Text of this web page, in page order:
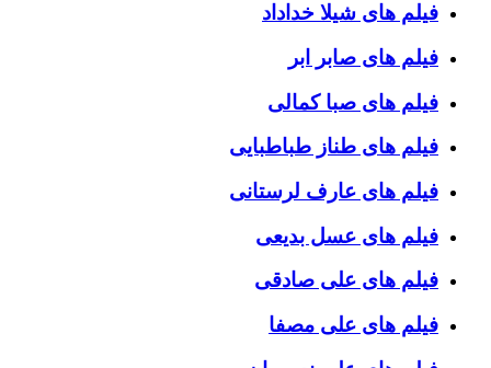
فیلم های شیلا خداداد
فیلم های صابر ابر
فیلم های صبا کمالی
فیلم های طناز طباطبایی
فیلم های عارف لرستانی
فیلم های عسل بدیعی
فیلم های علی صادقی
فیلم های علی مصفا